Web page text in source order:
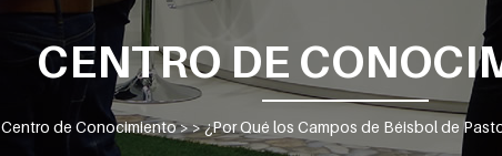
CENTRO DE
Centro de Conocimiento> >¿Por Qué los Campos de Béisbol de